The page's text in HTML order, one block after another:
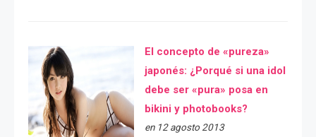
El concepto de «pureza»
japonés: ¿Porqué si una idol
debe ser «pura» posa en
bikini y photobooks?
en 12 agosto 2013